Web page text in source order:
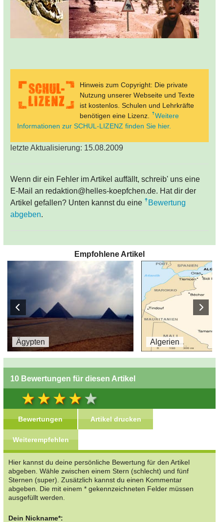
Hinweis zum Copyright: Die private
Nutzung unserer Webseite und Texte
ist kostenlos. Schulen und Lehrkräfte
benötigen eine Lizenz.
Weitere
Informationen zur SCHUL-LIZENZ finden Sie hier.
letzte Aktualisierung: 15.08.2009
Wenn dir ein Fehler im Artikel auffällt, schreib' uns eine
E-Mail an redaktion@helles-koepfchen.de. Hat dir der
Artikel gefallen? Unten kannst du eine
Bewertung
abgeben.
Empfohlene Artikel
Ägypten Algerien
10 Bewertungen für diesen Artikel
Bewertungen Artikel drucken
Weiterempfehlen
Hier kannst du deine persönliche Bewertung für den Artikel
abgeben. Wähle zwischen einem Stern (schlecht) und fünf
Sternen (super). Zusätzlich kannst du einen Kommentar
abgeben. Die mit einem * gekennzeichneten Felder müssen
ausgefüllt werden.
Dein Nickname*: